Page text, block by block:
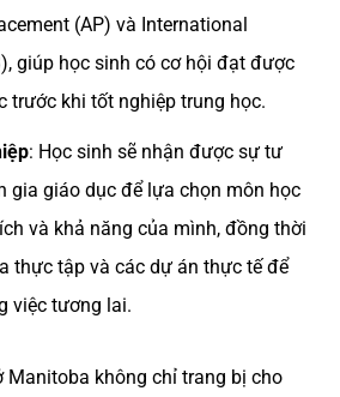
(AP) và International
giúp học sinh có cơ hội đạt được
trước khi tốt nghiệp trung học.
: Học sinh sẽ nhận được sự tư
gia giáo dục để lựa chọn môn học
và khả năng của mình, đồng thời
thực tập và các dự án thực tế để
việc tương lai.
Manitoba không chỉ trang bị cho